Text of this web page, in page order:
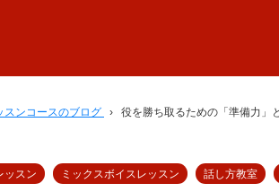
スンコースのブログ › 役を勝ち取るための「準備力」
ッスン ミックスボイスレッスン 話し方教室